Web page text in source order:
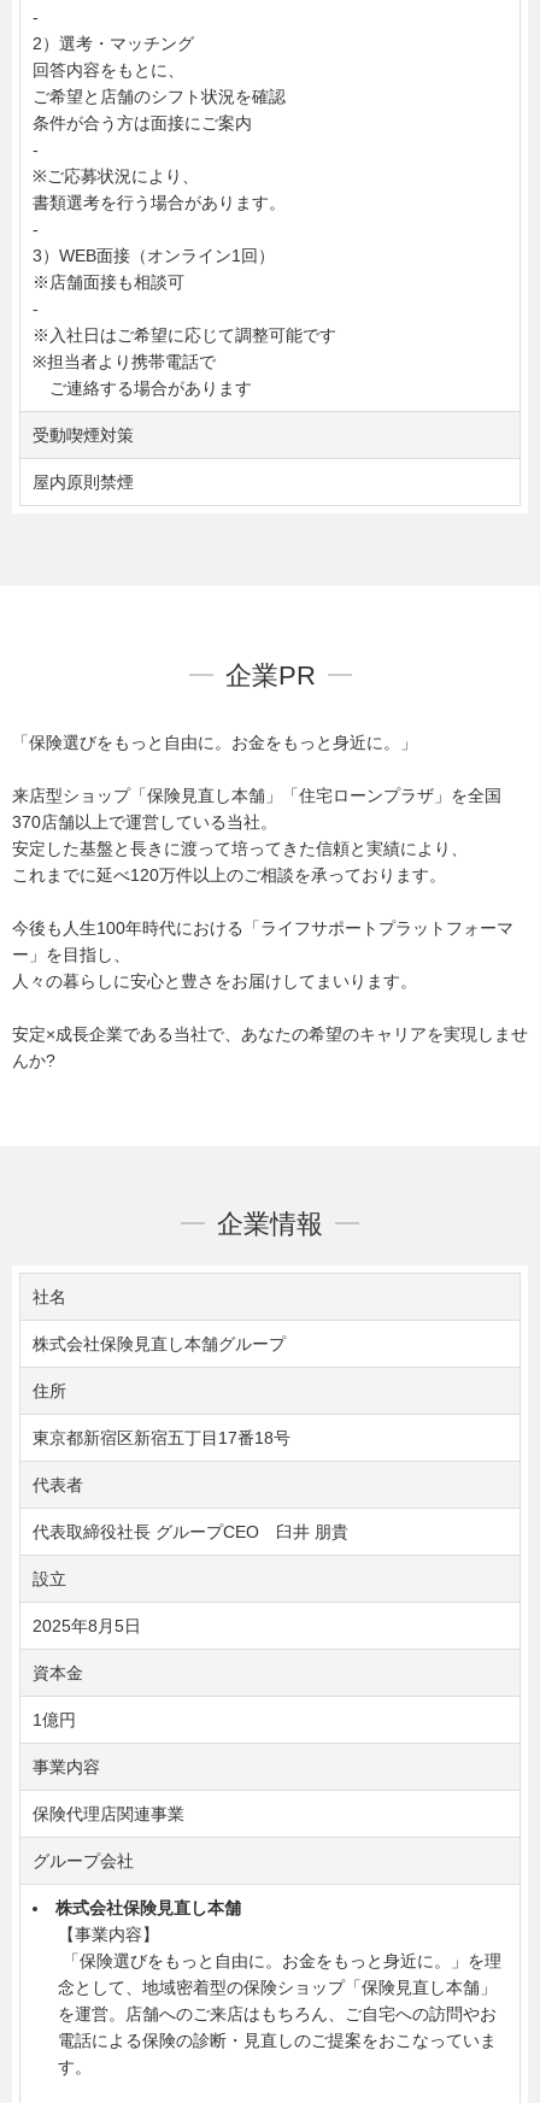
-
2）選考・マッチング
回答内容をもとに、
ご希望と店舗のシフト状況を確認
条件が合う方は面接にご案内
-
※ご応募状況により、
書類選考を行う場合があります。
-
3）WEB面接（オンライン1回）
※店舗面接も相談可
-
※入社日はご希望に応じて調整可能です
※担当者より携帯電話で
ご連絡する場合があります
受動喫煙対策
屋内原則禁煙
企業PR
「保険選びをもっと自由に。お金をもっと身近に。」
来店型ショップ「保険見直し本舗」「住宅ローンプラザ」を全国
370店舗以上で運営している当社。
安定した基盤と長きに渡って培ってきた信頼と実績により、
これまでに延べ120万件以上のご相談を承っております。
今後も人生100年時代における「ライフサポートプラットフォーマ
ー」を目指し、
人々の暮らしに安心と豊さをお届けしてまいります。
安定×成長企業である当社で、あなたの希望のキャリアを実現しませ
んか?
企業情報
社名
株式会社保険見直し本舗グループ
住所
東京都新宿区新宿五丁目17番18号
代表者
代表取締役社長 グループCEO 臼井 朋貴
設立
2025年8月5日
資本金
1億円
事業内容
保険代理店関連事業
グループ会社
株式会社保険見直し本舗
【事業内容】
「保険選びをもっと自由に。お金をもっと身近に。」を理
念として、地域密着型の保険ショップ「保険見直し本舗」
を運営。店舗へのご来店はもちろん、ご自宅への訪問やお
電話による保険の診断・見直しのご提案をおこなっていま
す。